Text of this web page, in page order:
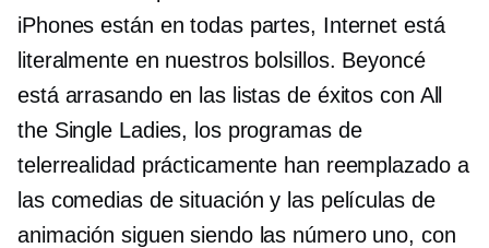
iPhones están en todas partes, Internet está
literalmente en nuestros bolsillos. Beyoncé
está arrasando en las listas de éxitos con All
the Single Ladies, los programas de
telerrealidad prácticamente han reemplazado a
las comedias de situación y las películas de
animación siguen siendo las número uno, con